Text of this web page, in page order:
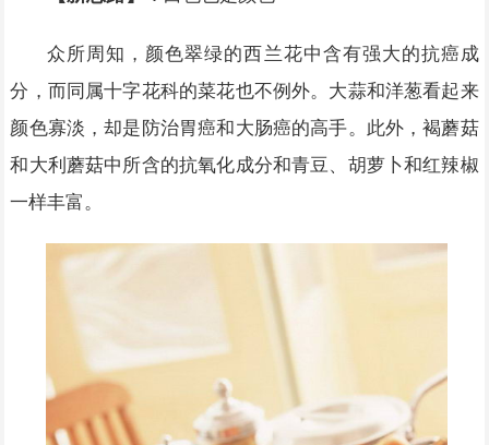
众所周知，颜色翠绿的西兰花中含有强大的抗癌成
分，而同属十字花科的菜花也不例外。大蒜和洋葱看起来
颜色寡淡，却是防治胃癌和大肠癌的高手。此外，褐蘑菇
和大利蘑菇中所含的抗氧化成分和青豆、胡萝卜和红辣椒
一样丰富。